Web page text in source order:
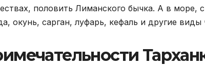
половить Лиманского бычка. А в море,
окунь, сарган, луфарь, кефаль и другие